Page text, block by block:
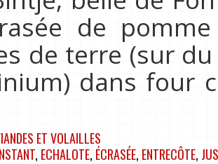
de
de terre (sur
dans four
ET VOLAILLES
, ECHALOTE, ÉCRASÉE, ENTRECÔTE,